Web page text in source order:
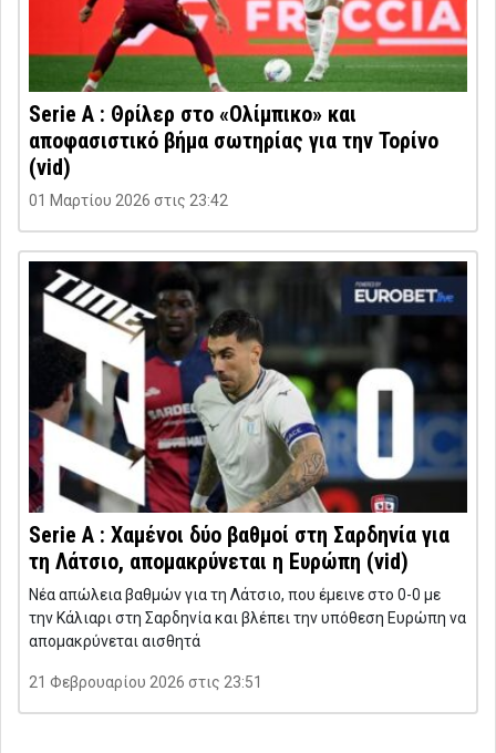
Serie A : Θρίλερ στο «Ολίμπικο» και
αποφασιστικό βήμα σωτηρίας για την Τορίνο
(vid)
01 Μαρτίου 2026 στις 23:42
Serie A : Χαμένοι δύο βαθμοί στη Σαρδηνία για
τη Λάτσιο, απομακρύνεται η Ευρώπη (vid)
Νέα απώλεια βαθμών για τη Λάτσιο, που έμεινε στο 0-0 με
την Κάλιαρι στη Σαρδηνία και βλέπει την υπόθεση Ευρώπη να
απομακρύνεται αισθητά
21 Φεβρουαρίου 2026 στις 23:51